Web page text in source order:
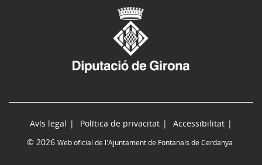
Avís legal Política de privacitat
Accessibilitat
© 2026 Web oficial de l'Ajuntament de Fontanals de Cerdanya